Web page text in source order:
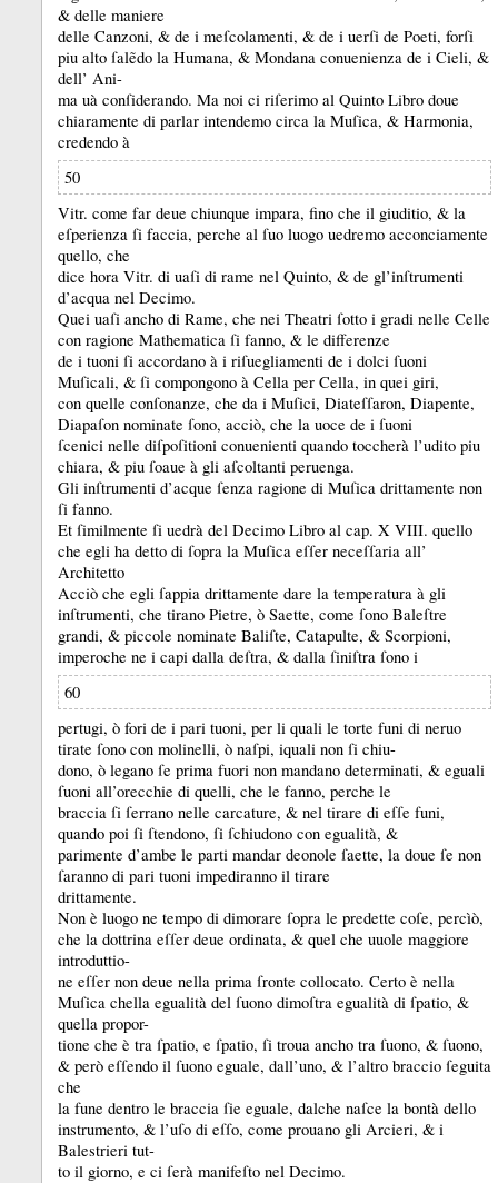
& delle maniere
delle Canzoni, & de i meſcolamenti, & de i uerſi de Poeti, forſi
piu alto ſalẽdo la Humana, & Mondana conuenienza de i Cieli, &
dell’ Ani-
ma uà conſiderando. Ma noi ci riſerimo al Quinto Libro doue
chiaramente di parlar intendemo circa la Muſica, & Harmonia,
credendo à
50
Vitr. come far deue chiunque impara, fino che il giuditio, & la
eſperienza ſi faccia, perche al ſuo luogo uedremo acconciamente
quello, che
dice hora Vitr. di uaſi di rame nel Quinto, & de gl’inſtrumenti
d’acqua nel Decimo.
Quei uaſi ancho di Rame, che nei Theatri ſotto i gradi nelle Celle
con ragione Mathematica ſi fanno, & le differenze
de i tuoni ſi accordano à i riſuegliamenti de i dolci ſuoni
Muſicali, & ſi compongono à Cella per Cella, in quei giri,
con quelle conſonanze, che da i Muſici, Diateſſaron, Diapente,
Diapaſon nominate ſono, acciò, che la uoce de i ſuoni
ſcenici nelle diſpoſitioni conuenienti quando toccherà l’udito piu
chiara, & piu ſoaue à gli aſcoltanti peruenga.
Gli inſtrumenti d’acque ſenza ragione di Muſica drittamente non
ſi fanno.
Et ſimilmente ſi uedrà del Decimo Libro al cap. X VIII. quello
che egli ha detto di ſopra la Muſica eſſer neceſſaria all’
Architetto
Acciò che egli ſappia drittamente dare la temperatura à gli
inſtrumenti, che tirano Pietre, ò Saette, come ſono Baleſtre
grandi, & piccole nominate Baliſte, Catapulte, & Scorpioni,
imperoche ne i capi dalla deſtra, & dalla ſiniſtra ſono i
60
pertugi, ò fori de i pari tuoni, per li quali le torte funi di neruo
tirate ſono con molinelli, ò naſpi, iquali non ſi chiu-
dono, ò legano ſe prima fuori non mandano determinati, & eguali
ſuoni all’orecchie di quelli, che le fanno, perche le
braccia ſi ſerrano nelle carcature, & nel tirare di eſſe funi,
quando poi ſi ſtendono, ſi ſchiudono con egualità, &
parimente d’ambe le parti mandar deonole ſaette, la doue ſe non
ſaranno di pari tuoni impediranno il tirare
drittamente.
Non è luogo ne tempo di dimorare ſopra le predette coſe, percìò,
che la dottrina eſſer deue ordinata, & quel che uuole maggiore
introduttio-
ne eſſer non deue nella prima ſronte collocato. Certo è nella
Muſica chella egualità del ſuono dimoſtra egualità di ſpatio, &
quella propor-
tione che è tra ſpatio, e ſpatio, ſi troua ancho tra ſuono, & ſuono,
& però eſſendo il ſuono eguale, dall’uno, & l’altro braccio ſeguita
che
la fune dentro le braccia ſie eguale, dalche naſce la bontà dello
instrumento, & l’uſo di eſſo, come prouano gli Arcieri, & i
Balestrieri tut-
to il giorno, e ci ſerà manifeſto nel Decimo.